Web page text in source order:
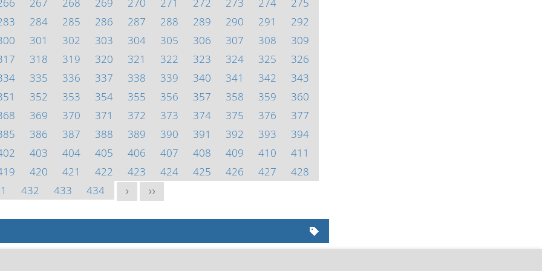
284 285 286 287 288 289 290 291
292
301 302 303 304 305 306 307 308
309
318 319 320 321 322 323 324 325
326
335 336 337 338 339 340 341 342
343
352 353 354 355 356 357 358 359
360
369 370 371 372 373 374 375 376
377
386 387 388 389 390 391 392 393
394
403 404 405 406 407 408 409 410
411
420 421 422 423 424 425 426 427
428
432 433 434 > >>